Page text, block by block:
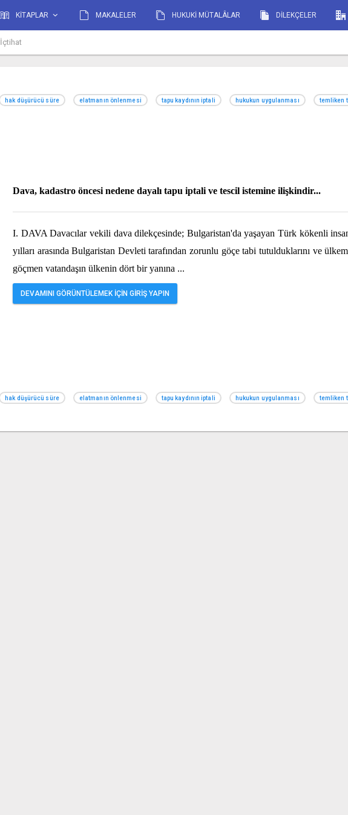
KİTAPLAR MAKALELER HUKUKİ MÜTALÂLAR DİLEKÇELER
İçtihat
hak düşürücü süre elatmanın önlenmesi tapu kaydının iptali hukukun uygulanması temliken
Dava, kadastro öncesi nedene dayalı tapu iptali ve tescil istemine ilişkindir...
I. DAVA Davacılar vekili dava dilekçesinde; Bulgaristan'da yaşayan Türk kökenli
yılları arasında Bulgaristan Devleti tarafından zorunlu göçe tabi tutulduklarını ve
göçmen vatandaşın ülkenin dört bir yanına ...
DEVAMINI GÖRÜNTÜLEMEK İÇİN GİRİŞ YAPIN
hak düşürücü süre elatmanın önlenmesi tapu kaydının iptali hukukun uygulanması temliken